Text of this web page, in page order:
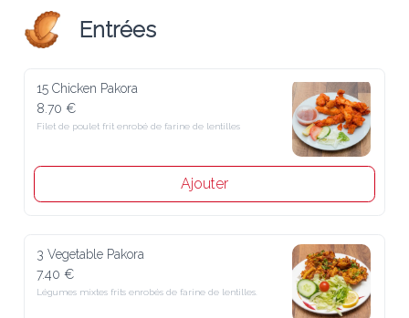
Entrées
15 Chicken Pakora
8.70 €
Filet de poulet frit enrobé de farine de lentilles
Ajouter
3 Vegetable Pakora
7.40 €
Légumes mixtes frits enrobés de farine de lentilles.